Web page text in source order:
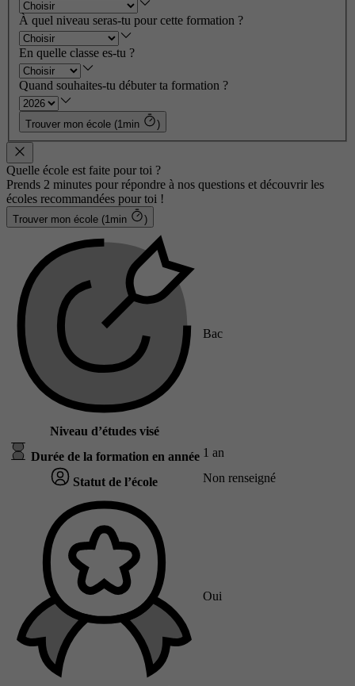
À quel niveau seras-tu pour cette formation ?
En quelle classe es-tu ?
Quand souhaites-tu débuter ta formation ?
Trouver mon école (1min )
Quelle école est faite pour toi ?
Prends 2 minutes pour répondre à nos questions et découvrir les
écoles recommandées pour toi !
Trouver mon école (1min )
Niveau d’études visé
Bac
Durée de la formation en année 1 an
Statut de l’école Non renseigné
Oui